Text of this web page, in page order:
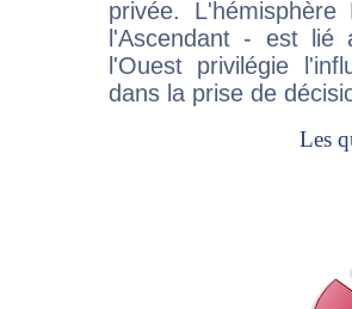
privée.
l'Ascendant - est
l'Ouest privilégie
dans la prise de